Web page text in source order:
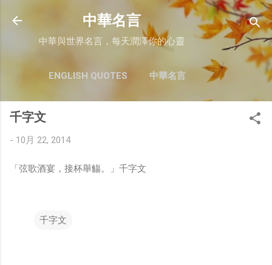
跳至主要內容
中華名言
中華與世界名言，每天潤澤你的心靈
ENGLISH QUOTES 中華名言
千字文
- 10月 22, 2014
「弦歌酒宴，接杯舉觴。」千字文
千字文